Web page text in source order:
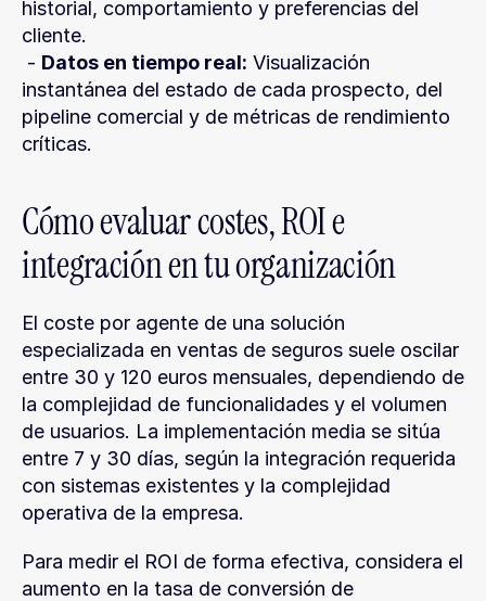
historial, comportamiento y preferencias del
cliente.
- Datos en tiempo real: Visualización
instantánea del estado de cada prospecto, del
pipeline comercial y de métricas de rendimiento
críticas.
Cómo evaluar costes, ROI e
integración en tu organización
El coste por agente de una solución
especializada en ventas de seguros suele oscilar
entre 30 y 120 euros mensuales, dependiendo de
la complejidad de funcionalidades y el volumen
de usuarios. La implementación media se sitúa
entre 7 y 30 días, según la integración requerida
con sistemas existentes y la complejidad
operativa de la empresa.
Para medir el ROI de forma efectiva, considera el
aumento en la tasa de conversión de